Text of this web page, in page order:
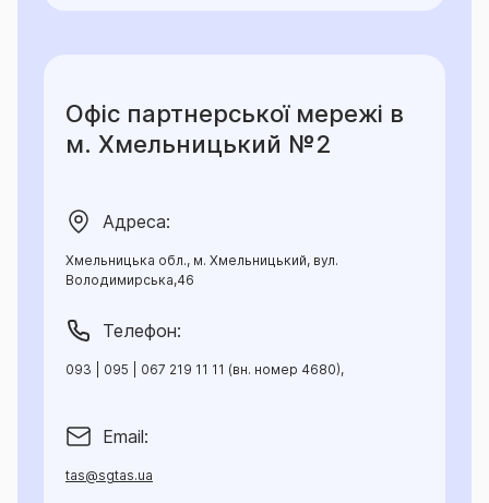
Офіс партнерської мережі в
м. Хмельницький №2
Адреса:
Хмельницька обл., м. Хмельницький, вул.
Володимирська,46
Телефон:
093 | 095 | 067 219 11 11 (вн. номер 4680),
Email:
tas@sgtas.ua